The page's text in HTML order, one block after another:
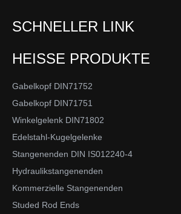
Zinklegierungskugelgel
SCHNELLER LINK
HEISSE PRODUKTE
Gabelkopf DIN71752
Gabelkopf DIN71751
Winkelgelenk DIN71802
Edelstahl-Kugelgelenke
Stangenenden DIN IS012240-4
Hydraulikstangenenden
Kommerzielle Stangenenden
Studed Rod Ends